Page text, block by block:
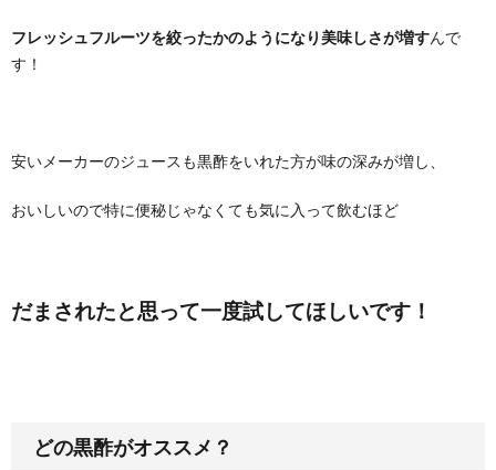
フレッシュフルーツを絞ったかのようになり美味しさが増すんで
す！
安いメーカーのジュースも黒酢をいれた方が味の深みが増し、
おいしいので特に便秘じゃなくても気に入って飲むほど
だまされたと思って一度試してほしいです！
どの黒酢がオススメ？